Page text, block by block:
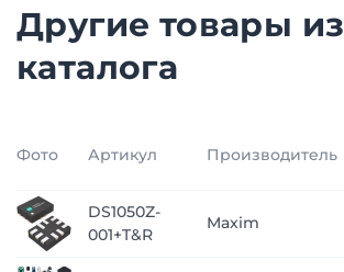
Другие товары из
каталога
Фото Артикул Производитель
DS1050Z-
001+T&R
Maxim